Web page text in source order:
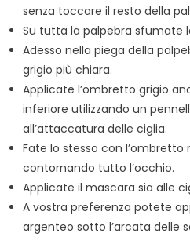
senza toccare il resto della
Su tutta la palpebra sfumate
Adesso nella piega della
grigio più chiara.
Applicate l’ombretto grigio
inferiore utilizzando un
all’attaccatura delle ciglia.
Fate lo stesso con
contornando tutto l’occhio.
Applicate il mascara sia alle
A vostra preferenza potete
argenteo sotto l’arcata delle